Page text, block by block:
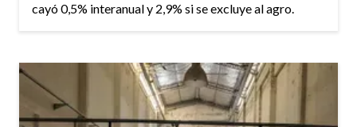
cayó 0,5% interanual y 2,9% si se excluye al agro.